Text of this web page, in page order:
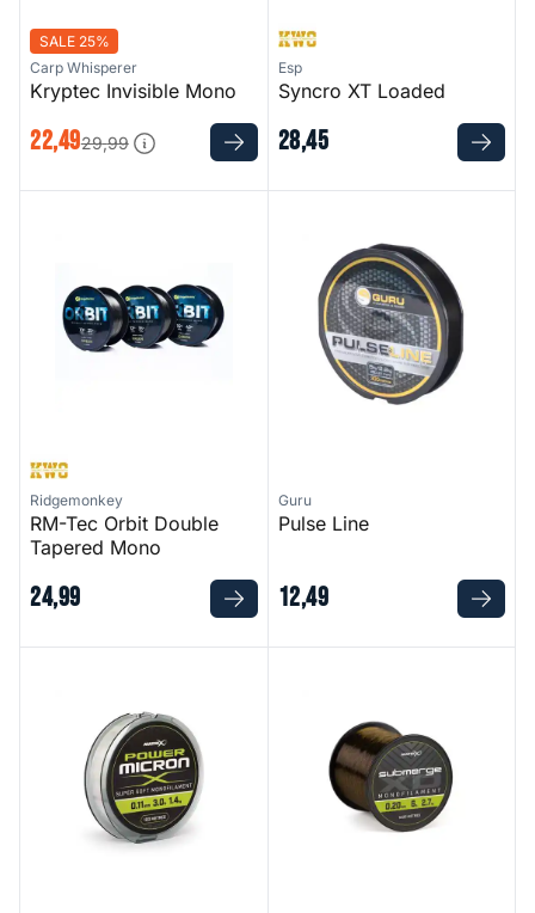
SALE 25%
Carp Whisperer
Kryptec Invisible Mono
22,4929,99
Esp
Syncro XT Loaded
28,45
Ridgemonkey
RM-Tec Orbit Double
Tapered Mono
24,99
Guru
Pulse Line
12,49